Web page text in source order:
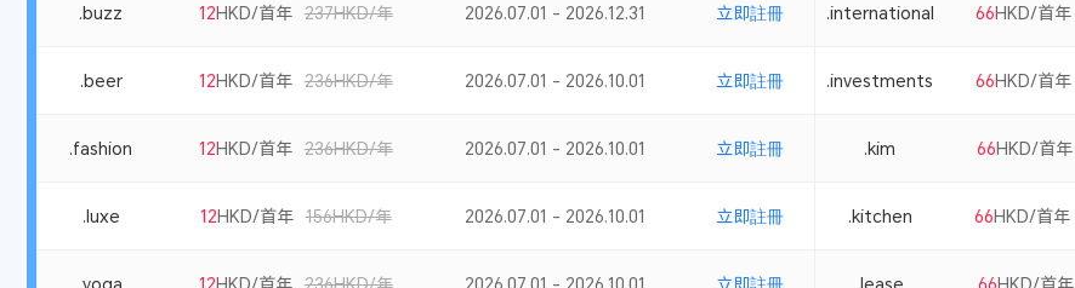
.buzz 12HKD/首年 237HKD/年 2026.07.01 - 2026.12.31 立即註冊
.beer 12HKD/首年 236HKD/年 2026.07.01 - 2026.10.01 立即註冊
.fashion 12HKD/首年 236HKD/年 2026.07.01 - 2026.10.01 立即註冊
.luxe 12HKD/首年 156HKD/年 2026.07.01 - 2026.10.01 立即註冊
.yoga 12HKD/首年 236HKD/年 2026.07.01 - 2026.10.01 立即註冊
.international 66HKD/首年
.investments 66HKD/首年
.kim 66HKD/首年
.kitchen 66HKD/首年
.lease 66HKD/首年